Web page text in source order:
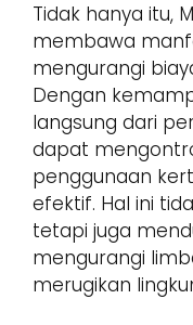
Tidak hanya itu,
membawa
mengurangi
Dengan
langsung dari
dapat
penggunaan
efektif. Hal ini
tetapi juga
mengurangi
merugikan